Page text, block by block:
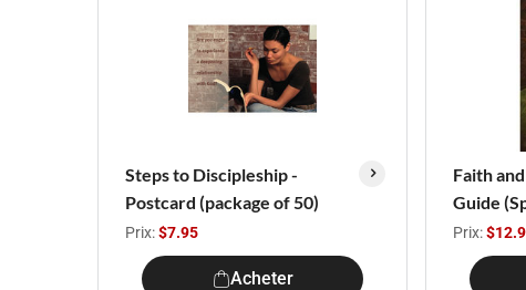
Steps to Discipleship -
Postcard (package of 50)
Prix:$7.95
Acheter
Faith
Guide
Prix: